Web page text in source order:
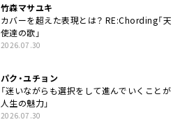
竹森マサユキ
カバーを超えた表現とは？ RE:Chording「天
使達の歌」
2026.07.30
パク・ユチョン
「迷いながらも選択をして進んでいくことが
人生の魅力」
2026.07.30